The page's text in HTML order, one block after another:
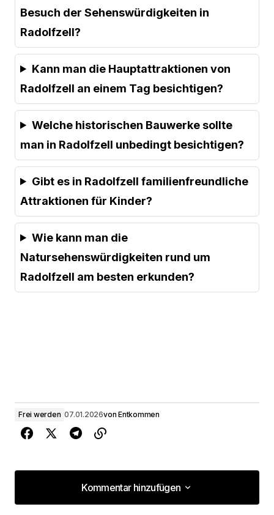
Besuch der Sehenswürdigkeiten in
Radolfzell?
Kann man die Hauptattraktionen von
Radolfzell an einem Tag besichtigen?
Welche historischen Bauwerke sollte
man in Radolfzell unbedingt besichtigen?
Gibt es in Radolfzell familienfreundliche
Attraktionen für Kinder?
Wie kann man die
Natursehenswürdigkeiten rund um
Radolfzell am besten erkunden?
Frei werden 07.01.2026von Entkommen
Kommentar hinzufügen
Kommentar hinzufügen